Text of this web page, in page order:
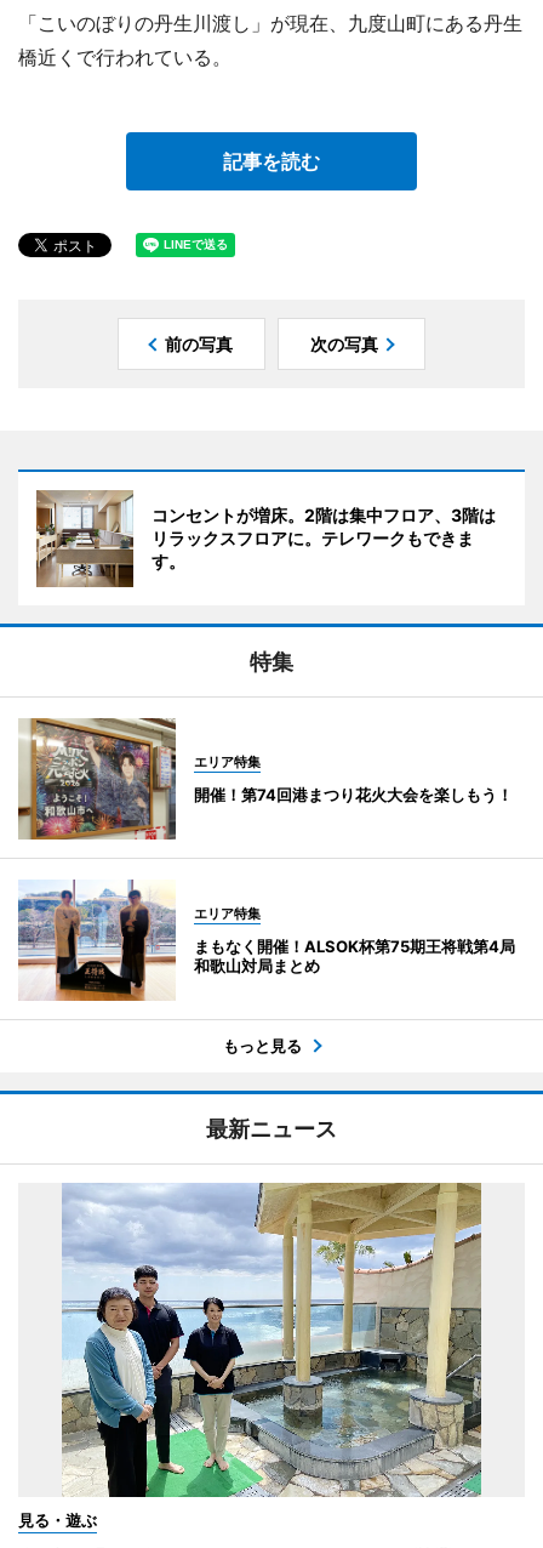
「こいのぼりの丹生川渡し」が現在、九度山町にある丹生
橋近くで行われている。
記事を読む
前の写真 次の写真
コンセントが増床。2階は集中フロア、3階は
リラックスフロアに。テレワークもできま
す。
特集
エリア特集
開催！第74回港まつり花火大会を楽しもう！
エリア特集
まもなく開催！ALSOK杯第75期王将戦第4局
和歌山対局まとめ
もっと見る
最新ニュース
見る・遊ぶ